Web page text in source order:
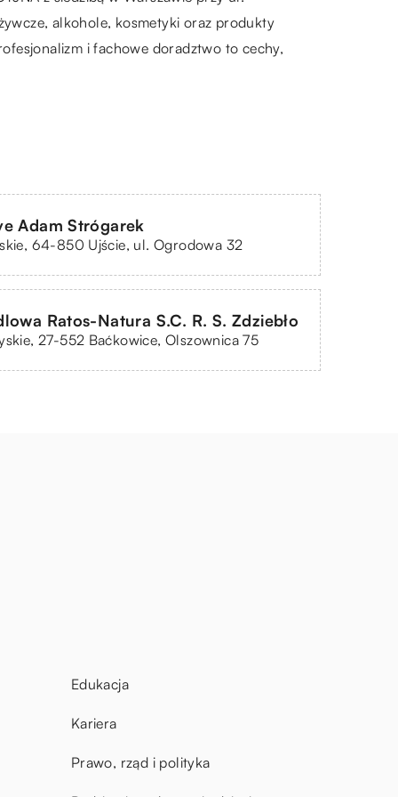
alkohole, kosmetyki oraz produkty
i fachowe doradztwo to cechy,
Adam Strógarek
64-850 Ujście, ul. Ogrodowa 32
Ratos-Natura S.C. R. S. Zdziebło
27-552 Baćkowice, Olszownica 75
Edukacja
Kariera
Prawo, rząd i polityka